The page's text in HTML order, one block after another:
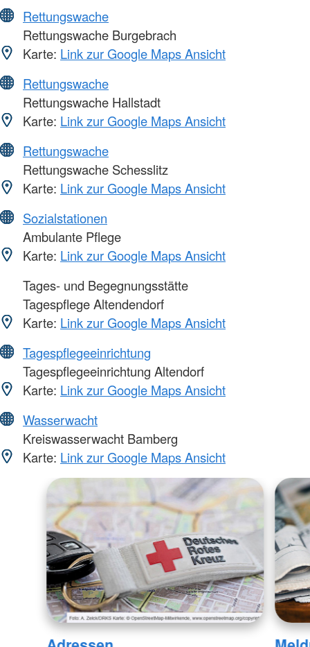
Rettungswache
Rettungswache Burgebrach
Karte: Link zur Google Maps Ansicht
Rettungswache
Rettungswache Hallstadt
Karte: Link zur Google Maps Ansicht
Rettungswache
Rettungswache Schesslitz
Karte: Link zur Google Maps Ansicht
Sozialstationen
Ambulante Pflege
Karte: Link zur Google Maps Ansicht
Tages- und Begegnungsstätte
Tagespflege Altendendorf
Karte: Link zur Google Maps Ansicht
Tagespflegeeinrichtung
Tagespflegeeinrichtung Altendorf
Karte: Link zur Google Maps Ansicht
Wasserwacht
Kreiswasserwacht Bamberg
Karte: Link zur Google Maps Ansicht